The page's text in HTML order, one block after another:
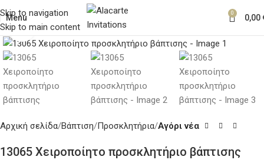
Skip to navigation
Skip to main content
Menu 0 0,00
Κλικ για μεγέθυνση
Αρχική σελίδα Βάπτιση Προσκλητήρια Αγόρι νέα
13065 Χειροποίητο προσκλητήριο βάπτισης